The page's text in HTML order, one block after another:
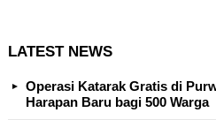
LATEST NEWS
Operasi Katarak Gratis di
Harapan Baru bagi 500 Warga